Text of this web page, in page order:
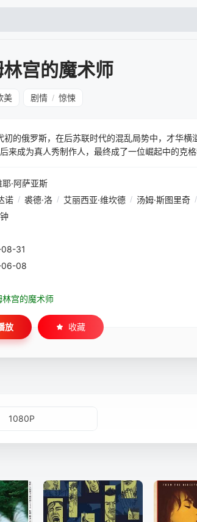
宫的魔术师
美 剧情 / 惊悚
的俄罗斯，在后苏联时代的混乱局势中，才华
来成为真人秀制作人，最终成了一位崛起中的
的游戏。多年后，隐于沉默、笼罩在神秘之中的
·阿萨亚斯
诺 / 裘德·洛 / 艾丽西亚·维坎德 / 汤姆·斯图里奇 /
31
08
林宫的魔术师
放 收藏
1080P